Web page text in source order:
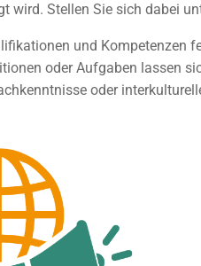
wird. Stellen Sie sich dabei
und Kompetenzen
oder Aufgaben lassen
oder